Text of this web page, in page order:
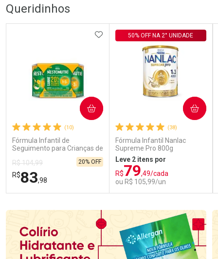
Queridinhos
(10)
Fórmula Infantil de
Seguimento para Crianças de
Primeira Infância Nestonutri
2 Unidades de 800g cada
R$ 104,99
R$83,98
20% OFF
ADICIONAR AOS FAVORITOS
COMPRAR
(38)
Fórmula Infantil Nanlac
Supreme Pro 800g
50% OFF NA 2° UNIDADE
Leve 2 itens por
R$79,49/cada
ou R$ 105,99/un
COMPRAR
Laboratório
Por Menos